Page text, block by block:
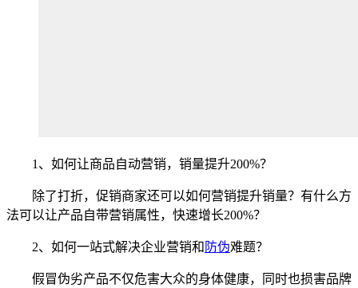
1、如何让商品自动营销，销量提升200%？
除了打折，促销商家还可以如何营销提升销量？有什么方
法可以让产品自带营销属性，快速增长200%？
2、如何一站式解决企业营销和 防伪难题？
假冒伪劣产品不仅危害大众的身体健康，同时也损害品牌